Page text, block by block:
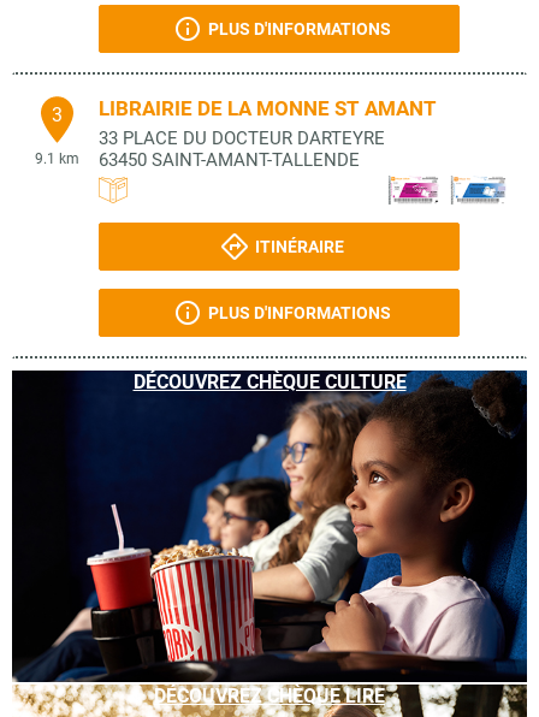
PLUS D'INFORMATIONS
3
9.1 km
LIBRAIRIE DE LA MONNE ST AMANT
33 PLACE DU DOCTEUR DARTEYRE
63450 SAINT-AMANT-TALLENDE
ITINÉRAIRE
PLUS D'INFORMATIONS
DÉCOUVREZ CHÈQUE CULTURE
DÉCOUVREZ CHÈQUE LIRE